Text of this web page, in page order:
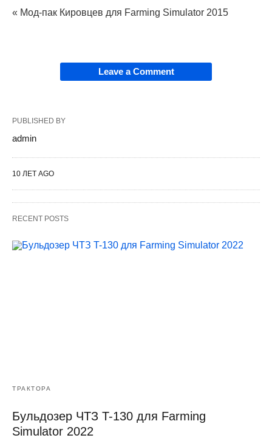
« Мод-пак Кировцев для Farming Simulator 2015
Leave a Comment
PUBLISHED BY
admin
10 ЛЕТ AGO
RECENT POSTS
ТРАКТОРА
Бульдозер ЧТЗ T-130 для Farming
Simulator 2022